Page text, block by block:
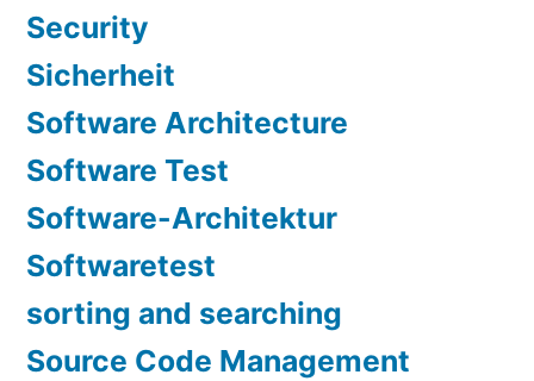
Security
Sicherheit
Software Architecture
Software Test
Software-Architektur
Softwaretest
sorting and searching
Source Code Management